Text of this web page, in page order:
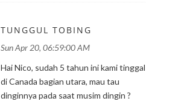
TUNGGUL TOBING
Sun Apr 20, 06:59:00 AM
Hai Nico, sudah 5 tahun ini kami tinggal
di Canada bagian utara, mau tau
dinginnya pada saat musim dingin ?